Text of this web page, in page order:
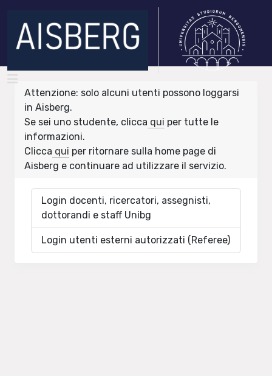
Attenzione: solo alcuni utenti possono loggarsi
in Aisberg.
Se sei uno studente, clicca qui per tutte le
informazioni.
Clicca qui per ritornare sulla home page di
Aisberg e continuare ad utilizzare il servizio.
Login docenti, ricercatori, assegnisti,
dottorandi e staff Unibg
Login utenti esterni autorizzati (Referee)